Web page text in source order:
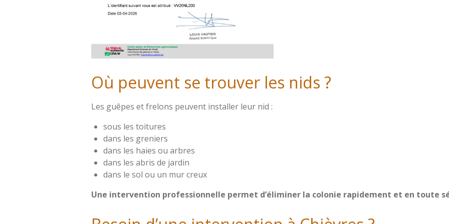
Où peuvent se trouver les nids ?
Les guêpes et frelons peuvent installer leur nid :
sous les toitures
dans les greniers
dans les haies ou arbres
dans les abris de jardin
dans le sol ou un mur creux
Une intervention professionnelle permet d’éliminer la colonie rapidement et en toute